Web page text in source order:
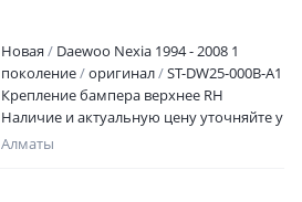
Новая
Daewoo Nexia 1994 - 2008 1
поколение
оригинал
ST-DW25-000B-A1
Крепление бампера верхнее RH
Наличие и актуальную цену уточняйте у
менеджера
Алматы